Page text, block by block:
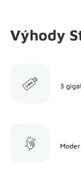
Výhody
3